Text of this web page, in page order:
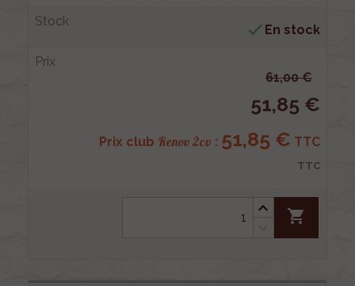
 En stock
61,00 €
51,85 €
Prix club Renov 2cv : 51,85 € TTC
TTC
shopping_cart